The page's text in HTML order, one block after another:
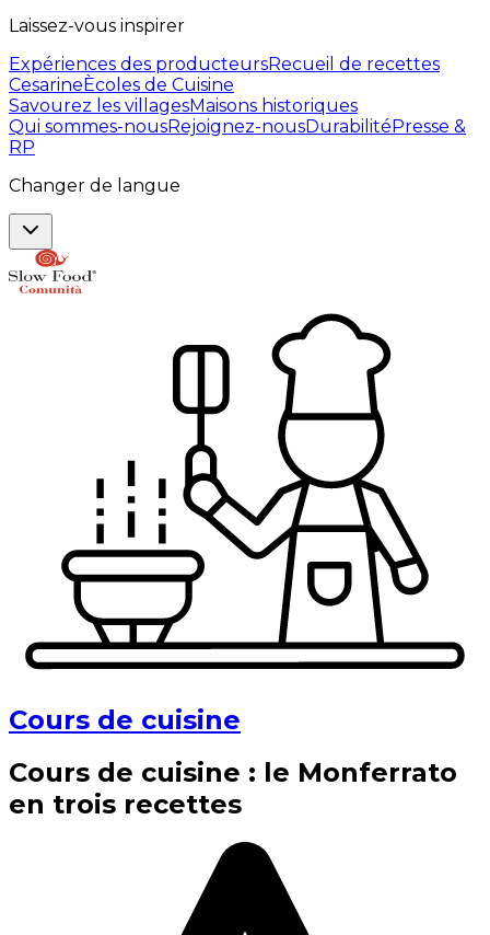
Laissez-vous inspirer
Expériences des producteursRecueil de recettes
CesarineÈcoles de Cuisine
Savourez les villagesMaisons historiques
Qui sommes-nousRejoignez-nousDurabilitéPresse &
RP
Changer de langue
Cours de cuisine
Cours de cuisine : le Monferrato
en trois recettes